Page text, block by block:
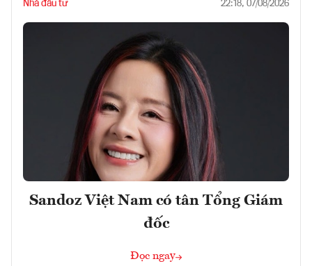
Nhà đầu tư 22:18, 07/08/2026
Sandoz Việt Nam có tân Tổng Giám
đốc
Đọc ngay